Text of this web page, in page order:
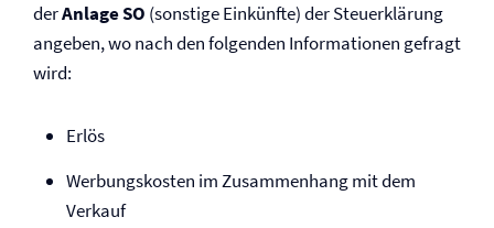
derAnlage SO (sonstige Einkünfte) der Steuerklärung
angeben, wo nach den folgenden Informationen gefragt
wird:
Erlös
Werbungskosten im Zusammenhang mit dem
Verkauf